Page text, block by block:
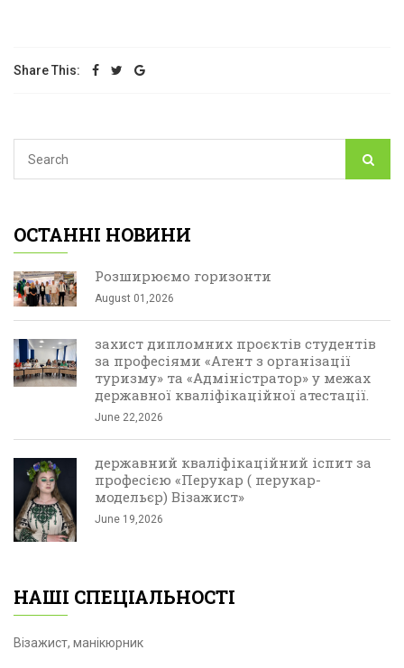
Share This:
ОСТАННІ НОВИНИ
Розширюємо горизонти
August 01,2026
захист дипломних проєктів студентів
за професіями «Агент з організації
туризму» та «Адміністратор» у межах
державної кваліфікаційної атестації.
June 22,2026
державний кваліфікаційний іспит за
професією «Перукар ( перукар-
модельєр) Візажист»
June 19,2026
НАШІ СПЕЦІАЛЬНОСТІ
Візажист, манікюрник